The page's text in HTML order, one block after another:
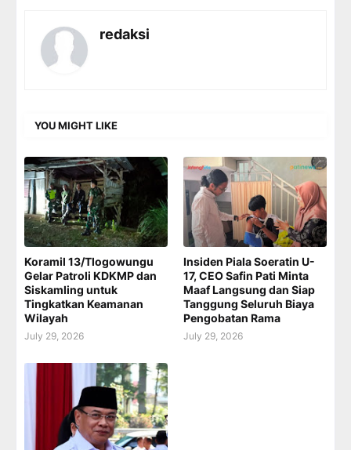
redaksi
YOU MIGHT LIKE
Koramil 13/Tlogowungu
Gelar Patroli KDKMP dan
Siskamling untuk
Tingkatkan Keamanan
Wilayah
July 29, 2026
Insiden Piala Soeratin U-
17, CEO Safin Pati Minta
Maaf Langsung dan Siap
Tanggung Seluruh Biaya
Pengobatan Rama
July 29, 2026